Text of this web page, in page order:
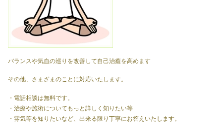
バランスや気血の巡りを改善して自己治癒を高めます
その他、さまざまのことに対応いたします。
・電話相談は無料です。
・治療や施術についてもっと詳しく知りたい等
・雰気等を知りたいなど、出来る限り丁寧にお答えいたします。